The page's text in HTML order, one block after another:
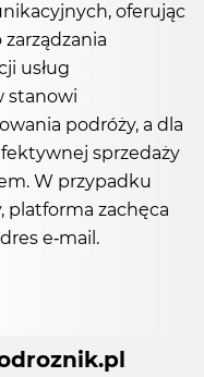
oferując
usług
stanowi
podróży, a dla
sprzedaży
W przypadku
platforma zachęca
e-mail.